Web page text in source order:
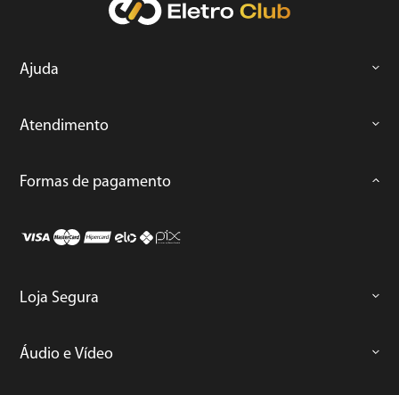
Ajuda
Atendimento
Formas de pagamento
Loja Segura
Áudio e Vídeo